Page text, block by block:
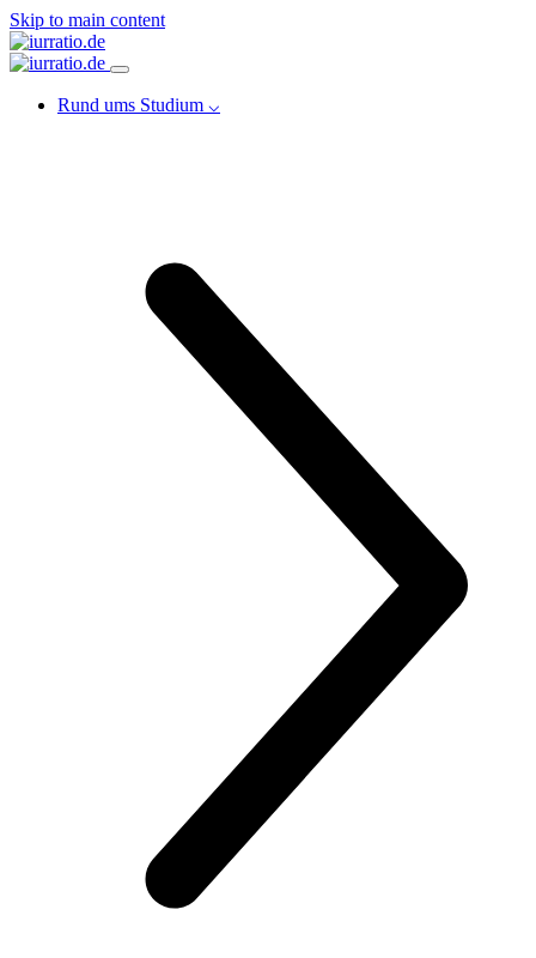
Skip to main content
Rund ums Studium ⌵